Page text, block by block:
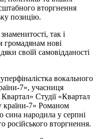
вторгнення
позицію.
так і
громадянам нові
своїй самовідданості
вокального
7», учасниця
Студії «Квартал
країни-7» Романом
народила у серпні
російського вторгнення.